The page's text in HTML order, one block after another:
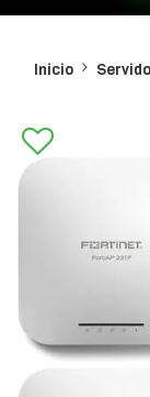
Inicio